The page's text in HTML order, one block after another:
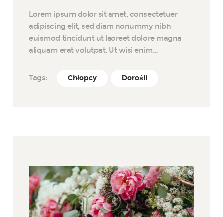
Lorem ipsum dolor sit amet, consectetuer
adipiscing elit, sed diam nonummy nibh
euismod tincidunt ut laoreet dolore magna
aliquam erat volutpat. Ut wisi enim…
Tags: Chłopcy Dorośli